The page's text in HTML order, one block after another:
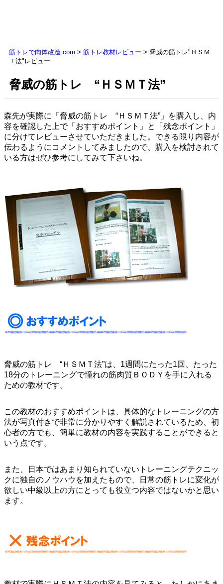
筋トレで肉体改造.com > 筋トレ教材レビュー > 脅​威​の​筋​ト​レ​"​Ｈ​Ｓ​Ｍ​
Ｔ​法​"レビュー
脅​威​の​筋​ト​レ​ ​“​Ｈ​Ｓ​Ｍ​Ｔ​法​”
森先が実際に「脅​威​の​筋​ト​レ​ ​“​Ｈ​Ｓ​Ｍ​Ｔ​法​”」を購入し、内
容を確認した上で「おすすめポイント」と「残念ポイント」
に分けてレビューさせていただきました。できる限り内容が
伝わるようにコメントしてみましたので、購入を検討されて
いる方はぜひ参考にしてみて下さいね。
脅​威​の​筋​ト​レ​ ​“​Ｈ​Ｓ​Ｍ​Ｔ​法​”は、1週間にたった1回、たった
18分のトレーニングで憧れの筋肉質ＢＯＤＹを手に入れる
ための教材です。
この教材のおすすめポイントは、具体的なトレーニングの方
法が写真付きで非常に分かりやすく解説されているため、 初
心者の方でも、簡単に教材の内容を実践することができる と
いう点です。
また、日本ではあまり知られていないトレーニングテクニッ
クに独自のノウハウを加えたもので、日常の筋トレに変化が
欲しい中級以上の方にとっても役立つ内容ではないかと思い
ます。